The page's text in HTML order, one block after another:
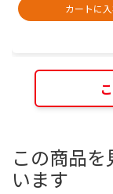
カートに
この商品
います